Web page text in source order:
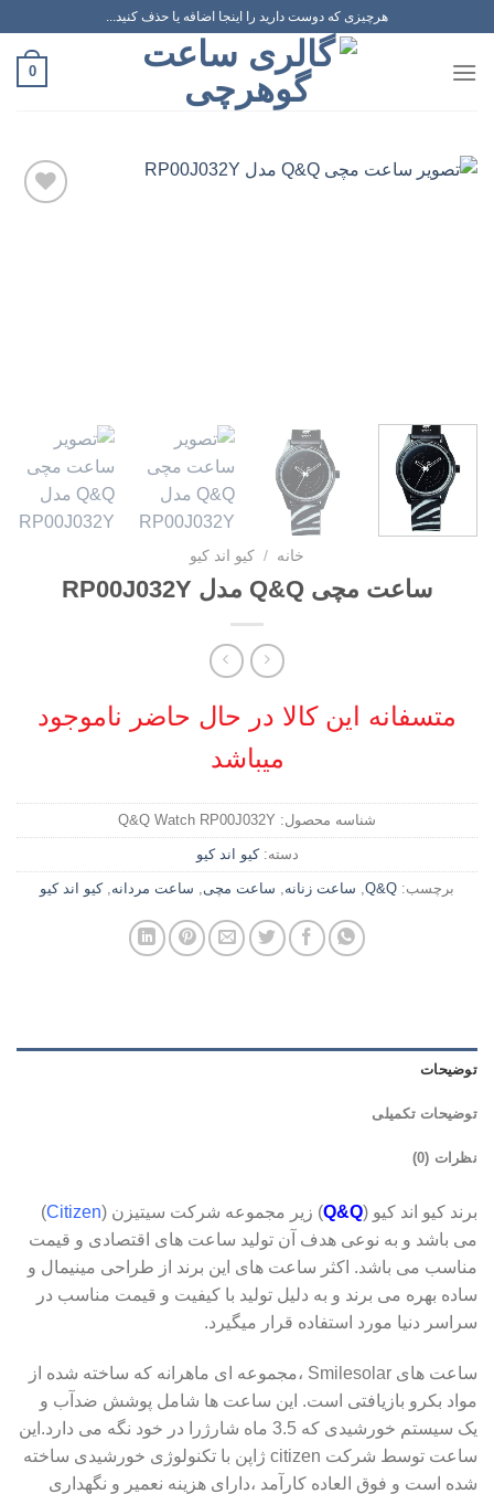
محتوا
هرچیزی که دوست دارید را اینجا اضافه یا حذف کنید...
0
خانه / کیو اند کیو
ساعت مچی Q&Q مدل RP00J032Y
متسفانه این کالا در حال حاضر ناموجود
میباشد
شناسه محصول: Q&Q Watch RP00J032Y
دسته:کیو اند کیو
برچسب: Q&Q
, ساعت زنانه, ساعت مچی, ساعت مردانه,کیو اند کیو
توضیحات
توضیحات تکمیلی
نظرات (0)
برند کیو اند کیو (Q&Q) زیر مجموعه شرکت سیتیزن (Citizen
)
می باشد و به نوعی هدف آن تولید ساعت های اقتصادی و قیمت
مناسب می باشد. اکثر ساعت های این برند از طراحی مینیمال و
ساده بهره می برند و به دلیل تولید با کیفیت و قیمت مناسب در
سراسر دنیا مورد استفاده قرار میگیرد.
ساعت های Smilesolar ،مجموعه ای ماهرانه که ساخته شده از
مواد بکرو بازیافتی است. این ساعت ها شامل پوشش ضدآب و
یک سیستم خورشیدی که 3.5 ماه شارژرا در خود نگه می دارد.این
ساعت توسط شرکت citizen ژاپن با تکنولوژی خورشیدی ساخته
شده است و فوق العاده کارآمد ،دارای هزینه نعمیر و نگهداری